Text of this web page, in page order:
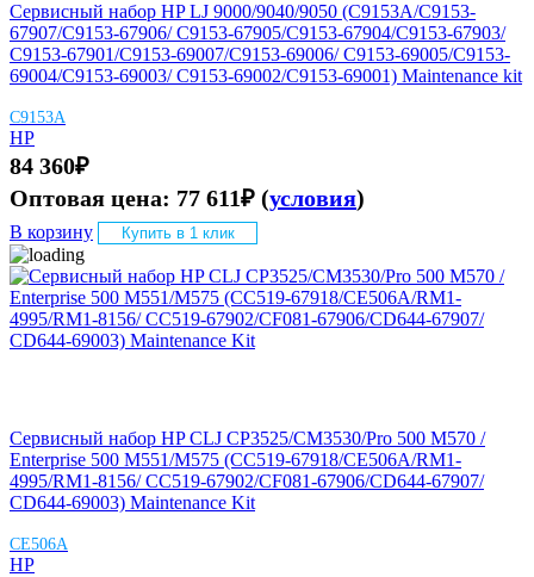
Сервисный набор HP LJ 9000/9040/9050 (C9153A/C9153-
67907/C9153-67906/ C9153-67905/C9153-67904/C9153-67903/
C9153-67901/C9153-69007/C9153-69006/ C9153-69005/C9153-
69004/C9153-69003/ C9153-69002/C9153-69001) Maintenance kit
C9153A
HP
84 360₽
Оптовая цена: 77 611₽ (условия)
В корзину Купить в 1 клик
Сервисный набор HP CLJ CP3525/CM3530/Pro 500 M570 /
Enterprise 500 M551/M575 (CC519-67918/CE506A/RM1-
4995/RM1-8156/ CC519-67902/CF081-67906/CD644-67907/
CD644-69003) Maintenance Kit
CE506A
HP